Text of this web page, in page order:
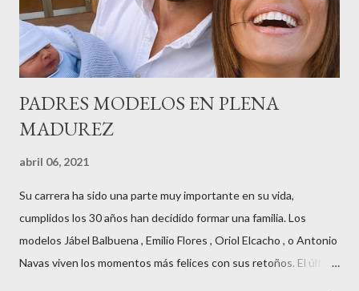
de comunicación, en una velada inolvidable bajo el lema “Cien
años peinando almas, creando belleza,i...
PADRES MODELOS EN PLENA
MADUREZ
abril 06, 2021
Su carrera ha sido una parte muy importante en su vida,
cumplidos los 30 años han decidido formar una familia. Los
modelos Jábel Balbuena , Emilio Flores , Oriol Elcacho , o Antonio
Navas viven los momentos más felices con sus retoños. El último